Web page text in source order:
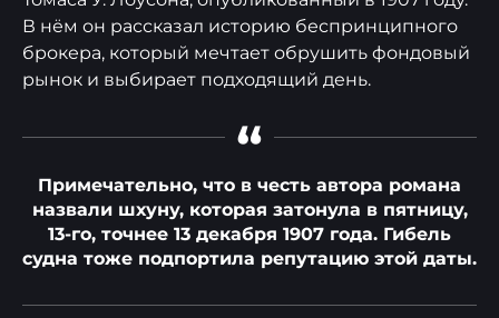
В нём он рассказал историю беспринципного
брокера, который мечтает обрушить фондовый
рынок и выбирает подходящий день.
“
Примечательно, что в честь автора романа
назвали шхуну, которая затонула в пятницу,
13-го, точнее 13 декабря 1907 года. Гибель
судна тоже подпортила репутацию этой даты.